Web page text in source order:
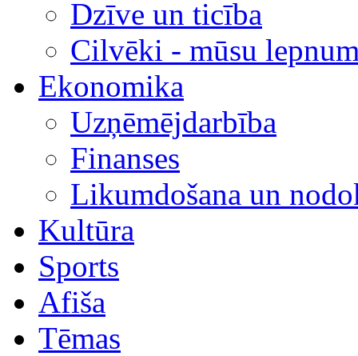
Dzīve un ticība
Cilvēki - mūsu
Ekonomika
Uzņēmējdarbība
Finanses
Likumdošana un
Kultūra
Sports
Afiša
Tēmas